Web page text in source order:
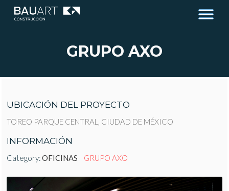
GRUPO AXO
UBICACIÓN DEL PROYECTO
TOREO PARQUE CENTRAL, CIUDAD DE MÉXICO
INFORMACIÓN
Category:OFICINAS GRUPO AXO